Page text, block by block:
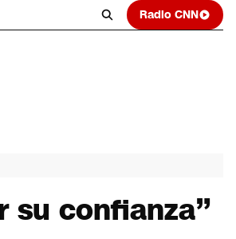
Radio CNN
su confianza”